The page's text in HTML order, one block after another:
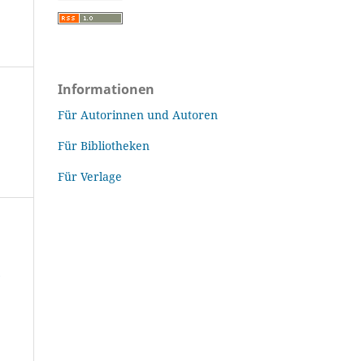
Informationen
Für Autorinnen und Autoren
Für Bibliotheken
Für Verlage